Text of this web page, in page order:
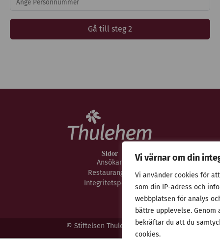
Vi värnar om din
Vi använder cookies för
som din IP-adress och
webbplatsen för analys
bättre upplevelse.
bekräftar du att du
cookies.
Gå till steg 2
Sidor
Ansökan
Restaurangen
Integritetspolicy
© Stiftelsen Thulehem 2025